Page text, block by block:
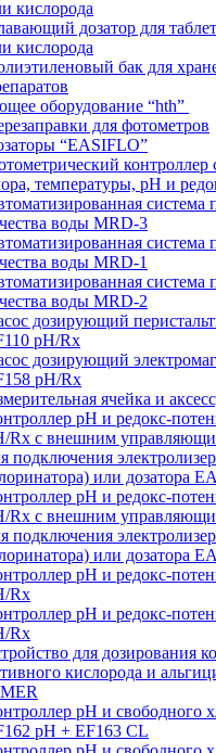
кислорода
дозатор для
кислорода
бак для
оборудование “hth”
для фотометров
“EASIFLO”
контроллер
температуры, рН и
система
воды MRD-3
система
воды MRD-1
система
воды MRD-2
дозирующий
pH/Rx
дозирующий
pH/Rx
ячейка и
рН и редокс-
Rx с внешним
подключения
или дозатора
рН и редокс-
Rx с внешним
подключения
или дозатора
рН и редокс-
Rx
рН и редокс-
Rx
для дозирования
кислорода и
рН и свободного
pH + EF163 CL